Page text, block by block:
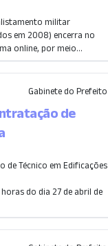
militar
em 2008) encerra no
online, por meio...
Gabinete do Prefeito
de
Técnico em Edificações
do dia 27 de abril de